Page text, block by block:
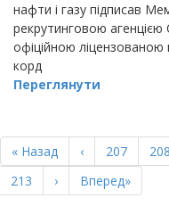
нафти і газу підписав
рекрутинговою
офіційною
корд
Переглянути
НА
СТОРІНКИ
Перша
сторінка
« Назад
Попередня
сторінка
‹ Page
207 208
Page
213
Наступна
сторінка
›
Остання
сторінка
Вперед»